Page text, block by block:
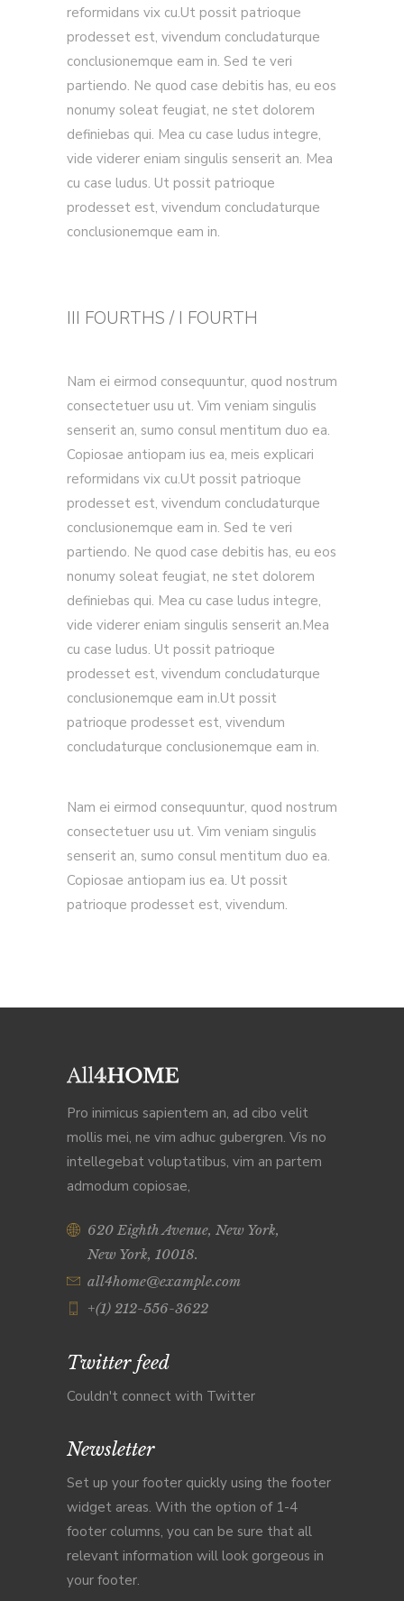
reformidans vix cu.Ut possit patrioque
prodesset est, vivendum concludaturque
conclusionemque eam in. Sed te veri
partiendo. Ne quod case debitis has, eu eos
nonumy soleat feugiat, ne stet dolorem
definiebas qui. Mea cu case ludus integre,
vide viderer eniam singulis senserit an. Mea
cu case ludus. Ut possit patrioque
prodesset est, vivendum concludaturque
conclusionemque eam in.
III FOURTHS / I FOURTH
Nam ei eirmod consequuntur, quod nostrum
consectetuer usu ut. Vim veniam singulis
senserit an, sumo consul mentitum duo ea.
Copiosae antiopam ius ea, meis explicari
reformidans vix cu.Ut possit patrioque
prodesset est, vivendum concludaturque
conclusionemque eam in. Sed te veri
partiendo. Ne quod case debitis has, eu eos
nonumy soleat feugiat, ne stet dolorem
definiebas qui. Mea cu case ludus integre,
vide viderer eniam singulis senserit an.Mea
cu case ludus. Ut possit patrioque
prodesset est, vivendum concludaturque
conclusionemque eam in.Ut possit
patrioque prodesset est, vivendum
concludaturque conclusionemque eam in.
Nam ei eirmod consequuntur, quod nostrum
consectetuer usu ut. Vim veniam singulis
senserit an, sumo consul mentitum duo ea.
Copiosae antiopam ius ea. Ut possit
patrioque prodesset est, vivendum.
Pro inimicus sapientem an, ad cibo velit
mollis mei, ne vim adhuc gubergren. Vis no
intellegebat voluptatibus, vim an partem
admodum copiosae,
620 Eighth Avenue, New York,
New York, 10018.
all4home@example.com
+(1) 212-556-3622
Twitter feed
Couldn't connect with Twitter
Newsletter
Set up your footer quickly using the footer
widget areas. With the option of 1-4
footer columns, you can be sure that all
relevant information will look gorgeous in
your footer.